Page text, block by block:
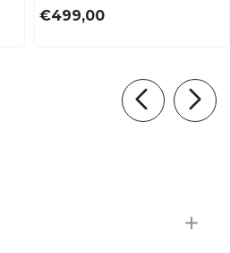
€499,00